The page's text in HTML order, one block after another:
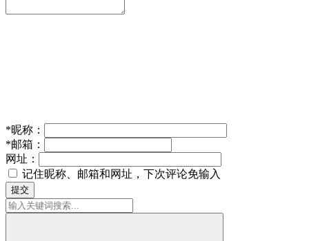
*昵称：
*邮箱：
网址：
记住昵称、邮箱和网址，下次评论免输入
提交